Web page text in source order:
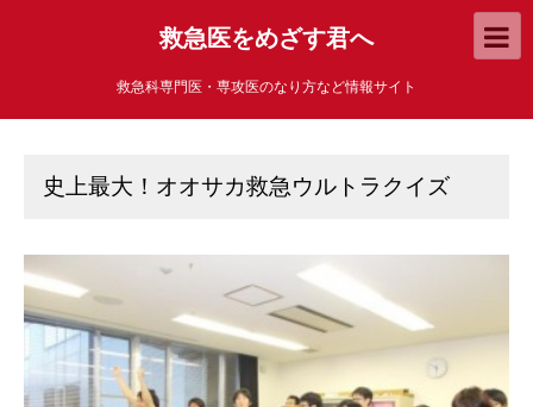
救急医をめざす君へ
救急科専門医・専攻医のなり方など情報サイト
史上最大！オオサカ救急ウルトラクイズ